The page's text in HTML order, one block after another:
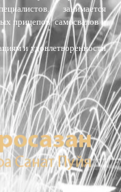
занимается
прицепов, самосвалов и
и удовлетворенности